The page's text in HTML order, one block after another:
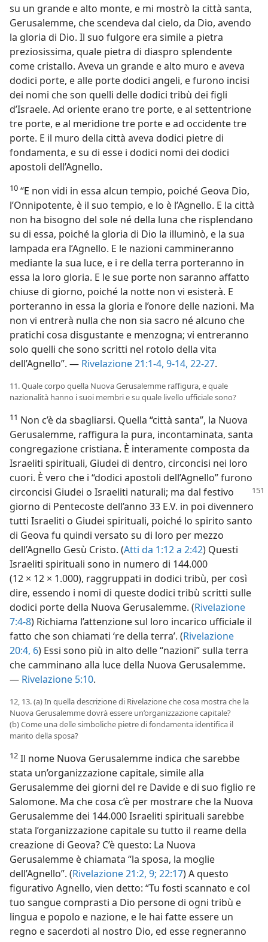
su un grande e alto monte, e mi mostrò la città santa,
Gerusalemme, che scendeva dal cielo, da Dio, avendo
la gloria di Dio. Il suo fulgore era simile a pietra
preziosissima, quale pietra di diaspro splendente
come cristallo. Aveva un grande e alto muro e aveva
dodici porte, e alle porte dodici angeli, e furono incisi
dei nomi che son quelli delle dodici tribù dei figli
d’Israele. Ad oriente erano tre porte, e al settentrione
tre porte, e al meridione tre porte e ad occidente tre
porte. E il muro della città aveva dodici pietre di
fondamenta, e su di esse i dodici nomi dei dodici
apostoli dell’Agnello.
10 “E non vidi in essa alcun tempio, poiché Geova Dio,
l’Onnipotente, è il suo tempio, e lo è l’Agnello. E la città
non ha bisogno del sole né della luna che risplendano
su di essa, poiché la gloria di Dio la illuminò, e la sua
lampada era l’Agnello. E le nazioni cammineranno
mediante la sua luce, e i re della terra porteranno in
essa la loro gloria. E le sue porte non saranno affatto
chiuse di giorno, poiché la notte non vi esisterà. E
porteranno in essa la gloria e l’onore delle nazioni. Ma
non vi entrerà nulla che non sia sacro né alcuno che
pratichi cosa disgustante e menzogna; vi entreranno
solo quelli che sono scritti nel rotolo della vita
dell’Agnello”. — Rivelazione 21:1-4, 9-14, 22-27.
11. Quale corpo quella Nuova Gerusalemme raffigura, e quale
nazionalità hanno i suoi membri e su quale livello ufficiale sono?
11 Non c’è da sbagliarsi. Quella “città santa”, la Nuova
Gerusalemme, raffigura la pura, incontaminata, santa
congregazione cristiana. È interamente composta da
Israeliti spirituali, Giudei di dentro, circoncisi nei loro
cuori. È vero che i “dodici apostoli dell’Agnello” furono
circoncisi Giudei o Israeliti naturali; ma dal festivo
giorno di Pentecoste dell’anno 33 E.V. in poi divennero
tutti Israeliti o Giudei spirituali, poiché lo spirito santo
di Geova fu quindi versato su di loro per mezzo
dell’Agnello Gesù Cristo. (Atti da 1:12 a 2:42) Questi
Israeliti spirituali sono in numero di 144.000
(12 × 12 × 1.000), raggruppati in dodici tribù, per così
dire, essendo i nomi di queste dodici tribù scritti sulle
dodici porte della Nuova Gerusalemme. (Rivelazione
7:4-8) Richiama l’attenzione sul loro incarico ufficiale il
fatto che son chiamati ‘re della terra’. (Rivelazione
20:4, 6) Essi sono più in alto delle “nazioni” sulla terra
che camminano alla luce della Nuova Gerusalemme.
— Rivelazione 5:10.
12, 13. (a) In quella descrizione di Rivelazione che cosa mostra che la
Nuova Gerusalemme dovrà essere un’organizzazione capitale?
(b) Come una delle simboliche pietre di fondamenta identifica il
marito della sposa?
12 Il nome Nuova Gerusalemme indica che sarebbe
stata un’organizzazione capitale, simile alla
Gerusalemme dei giorni del re Davide e di suo figlio re
Salomone. Ma che cosa c’è per mostrare che la Nuova
Gerusalemme dei 144.000 Israeliti spirituali sarebbe
stata l’organizzazione capitale su tutto il reame della
creazione di Geova? C’è questo: La Nuova
Gerusalemme è chiamata “la sposa, la moglie
dell’Agnello”. (Rivelazione 21:2, 9; 22:17) A questo
figurativo Agnello, vien detto: “Tu fosti scannato e col
tuo sangue comprasti a Dio persone di ogni tribù e
lingua e popolo e nazione, e le hai fatte essere un
regno e sacerdoti al nostro Dio, ed esse regneranno